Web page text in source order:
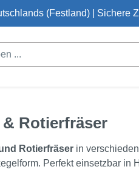
(Festland) | Sichere
Rotierfräser
Rotierfräser in
Perfekt einsetzbar in